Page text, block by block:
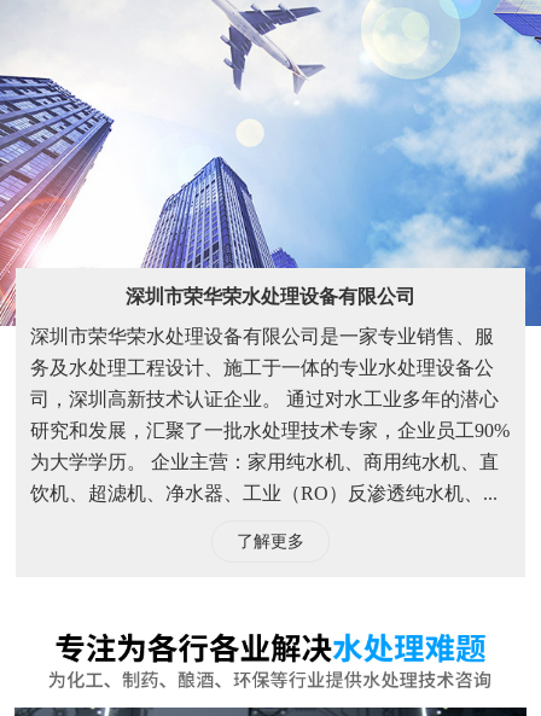
深圳市荣华荣水处理设备有限公司
深圳市荣华荣水处理设备有限公司是一家专业销售、服
务及水处理工程设计、施工于一体的专业水处理设备公
司，深圳高新技术认证企业。 通过对水工业多年的潜心
研究和发展，汇聚了一批水处理技术专家，企业员工90%
为大学学历。 企业主营：家用纯水机、商用纯水机、直
饮机、超滤机、净水器、工业（RO）反渗透纯水机、...